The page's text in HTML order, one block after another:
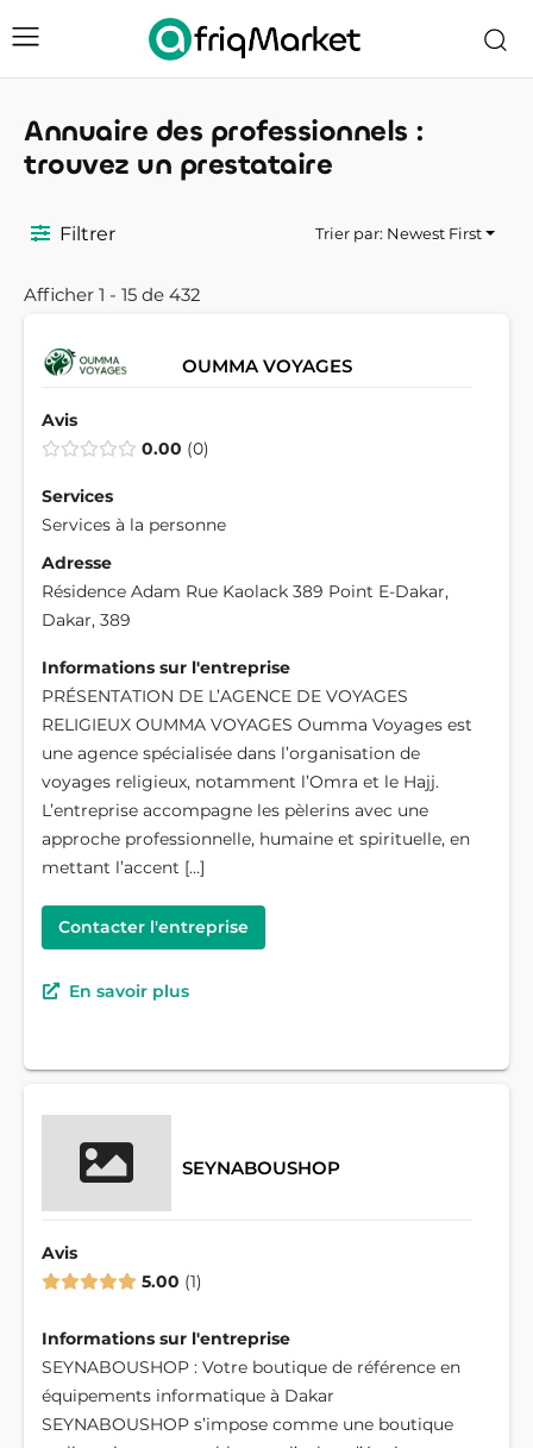
Annuaire des professionnels :
trouvez un prestataire
Filtrer
Afficher 1 - 15 de 432
Trier par: Newest First
OUMMA VOYAGES
Avis
0.00 0
Services
Services à la personne
Adresse
Résidence Adam Rue Kaolack 389 Point E-Dakar,
Dakar, 389
Informations sur l'entreprise
PRÉSENTATION DE L’AGENCE DE VOYAGES
RELIGIEUX OUMMA VOYAGES Oumma Voyages est
une agence spécialisée dans l’organisation de
voyages religieux, notamment l’Omra et le Hajj.
L’entreprise accompagne les pèlerins avec une
approche professionnelle, humaine et spirituelle, en
mettant l’accent […]
Contacter l'entreprise
En savoir plus
SEYNABOUSHOP
Avis
5.00 1
Informations sur l'entreprise
SEYNABOUSHOP : Votre boutique de référence en
équipements informatique à Dakar
SEYNABOUSHOP s’impose comme une boutique